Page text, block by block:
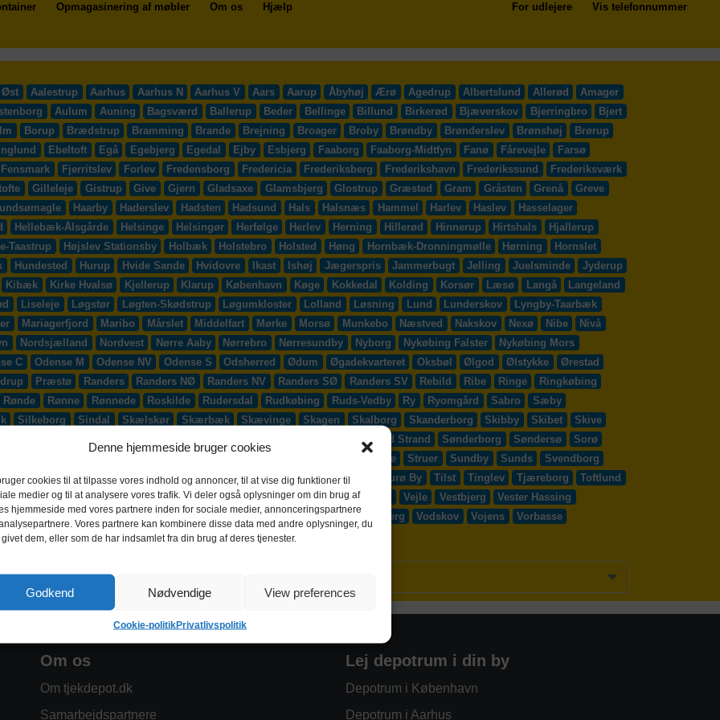
Denne hjemmeside bruger cookies
cookies til at tilpasse vores indhold og annoncer, til at vise dig funktioner til
medier og til at analysere vores trafik. Vi deler også oplysninger om din brug af
hjemmeside med vores partnere inden for sociale medier, annonceringspartnere
Vores partnere kan kombinere disse data med andre oplysninger, du
dem, eller som de har indsamlet fra din brug af deres tjenester.
Godkend Nødvendige View preferences
Cookie-politikPrivatlivspolitik
Opmagasinering af møbler Om os Hjælp For udlejere Vis telefonnummer
Øst Aalestrup Aarhus Aarhus N Aarhus V Aars Aarup Åbyhøj Ærø Agedrup Albertslund Allerød
Amager
Aulum Auning Bagsværd Ballerup Beder Bellinge Billund Birkerød Bjæverskov Bjerringbro
Bjert
Borup Brædstrup Bramming Brande Brejning Broager Broby Brøndby Brønderslev Brønshøj
Brørup
Ebeltoft Egå Egebjerg Egedal Ejby Esbjerg Faaborg Faaborg-Midtfyn Fanø Fårevejle
Farsø
Fensmark Fjerritslev Forlev Fredensborg Fredericia Frederiksberg Frederikshavn Frederikssund
Frederiksværk
Gilleleje Gistrup Give Gjern Gladsaxe Glamsbjerg Glostrup Græsted Gram Gråsten Grenå
Greve
Haarby Haderslev Hadsten Hadsund Hals Halsnæs Hammel Harlev Haslev
Hasselager
Hellebæk-Ålsgårde Helsinge Helsingør Herfølge Herlev Herning Hillerød Hinnerup Hirtshals
Hjallerup
Taastrup Højslev Stationsby Holbæk Holstebro Holsted Høng Hornbæk-Dronningmølle Hørning
Hornslet
Hundested Hurup Hvide Sande Hvidovre Ikast Ishøj Jægerspris Jammerbugt Jelling Juelsminde
Jyderup
Kibæk Kirke Hvalsø Kjellerup Klarup København Køge Kokkedal Kolding Korsør Læsø Langå
Langeland
Liseleje Løgstør Løgten-Skødstrup Løgumkloster Lolland Løsning Lund Lunderskov
Lyngby-Taarbæk
Mariagerfjord Maribo Mårslet Middelfart Mørke Morsø Munkebo Næstved Nakskov Nexø Nibe
Nivå
Nordsjælland Nordvest Nørre Aaby Nørrebro Nørresundby Nyborg Nykøbing Falster
Nykøbing Mors
C Odense M Odense NV Odense S Odsherred Ødum Øgadekvarteret Oksbøl Ølgod Ølstykke
Ørestad
Præstø Randers Randers NØ Randers NV Randers SØ Randers SV Rebild Ribe Ringe
Ringkøbing
Rønde Rønne Rønnede Roskilde Rudersdal Rudkøbing Ruds-Vedby Ry Ryomgård Sabro
Sæby
Silkeborg Sindal Skælskør Skærbæk Skævinge Skagen Skalborg Skanderborg Skibby Skibet
Skive
Solrød Strand Sønderborg Søndersø
Sorø
Strøby Egede Struer Sundby Sunds
Svendborg
Sydhavnen Taastrup Tarm Tårnby Taulov Them Thisted Thurø By Tilst Tinglev Tjæreborg
Toftlund
Vadum Værløse Valby Vallensbæk Vamdrup Vanløse Varde Vejle Vestbjerg
Vester Hassing
S Videbæk Vildbjerg Vinderup Vindinge Virklund Virum Vissenbjerg Vodskov Vojens
Vorbasse
Om os
Om tjekdepot.dk
Samarbejdspartnere
Lej depotrum i din by
Depotrum i København
Depotrum i Aarhus